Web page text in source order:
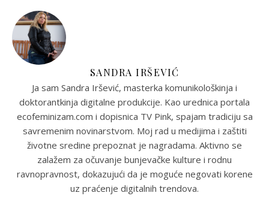
SANDRA IRŠEVIĆ
Ja sam Sandra Iršević, masterka komunikološkinja i
doktorantkinja digitalne produkcije. Kao urednica portala
ecofeminizam.com i dopisnica TV Pink, spajam tradiciju sa
savremenim novinarstvom. Moj rad u medijima i zaštiti
životne sredine prepoznat je nagradama. Aktivno se
zalažem za očuvanje bunjevačke kulture i rodnu
ravnopravnost, dokazujući da je moguće negovati korene
uz praćenje digitalnih trendova.